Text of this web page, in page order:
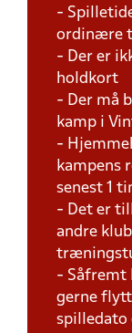
-
ordinære
- Der er
holdkort
- Der må
kamp i
-
kampens
senest 1
- Det er
andre
- Såfremt
gerne